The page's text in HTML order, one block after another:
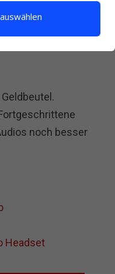
noch besser
Headset